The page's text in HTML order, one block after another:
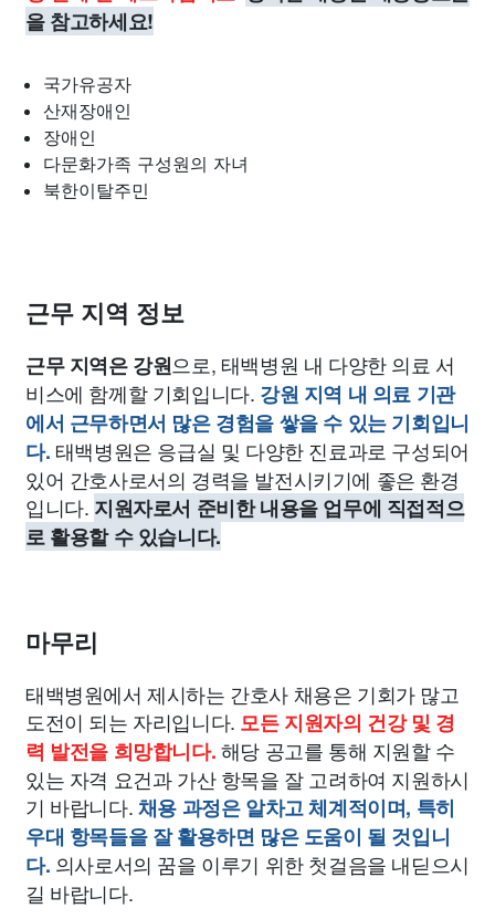
을 참고하세요!
국가유공자
산재장애인
장애인
다문화가족 구성원의 자녀
북한이탈주민
근무 지역 정보
근무 지역은 강원으로, 태백병원 내 다양한 의료 서
비스에 함께할 기회입니다. 강원 지역 내 의료 기관
에서 근무하면서 많은 경험을 쌓을 수 있는 기회입니
다. 태백병원은 응급실 및 다양한 진료과로 구성되어
있어 간호사로서의 경력을 발전시키기에 좋은 환경
입니다. 지원자로서 준비한 내용을 업무에 직접적으
로 활용할 수 있습니다.
마무리
태백병원에서 제시하는 간호사 채용은 기회가 많고
도전이 되는 자리입니다. 모든 지원자의 건강 및 경
력 발전을 희망합니다.해당 공고를 통해 지원할 수
있는 자격 요건과 가산 항목을 잘 고려하여 지원하시
기 바랍니다.채용 과정은 알차고 체계적이며, 특히
우대 항목들을 잘 활용하면 많은 도움이 될 것입니
다. 의사로서의 꿈을 이루기 위한 첫걸음을 내딛으시
길 바랍니다.